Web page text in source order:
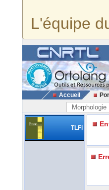
L'équipe
Accueil
Morphologie
TLFi